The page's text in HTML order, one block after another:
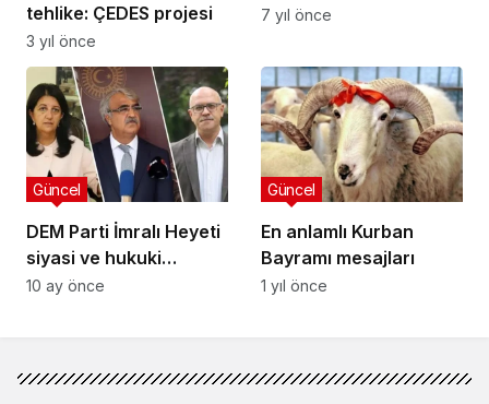
tehlike: ÇEDES projesi
3 yıl önce
7 yıl önce
DEM Parti İmralı Heyeti
siyasi ve hukuki
gerekliliklere dikkat
Güncel
10 ay önce
En anlamlı Kurban
Bayramı mesajları
Güncel
1 yıl önce